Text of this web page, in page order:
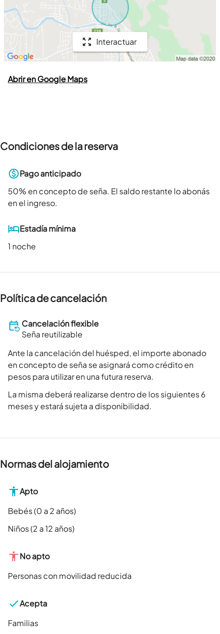
Interactuar
Abrir en Google Maps
Condiciones de la reserva
Pago anticipado
50% en concepto de seña. El saldo restante lo abonás
en el ingreso.
Estadía mínima
1 noche
Política de cancelación
Cancelación flexible
Seña reutilizable
Ante la cancelación del huésped, el importe abonado
en concepto de seña se asignará como crédito en
pesos para utilizar en una futura reserva.
La misma deberá realizarse dentro de los siguientes 6
meses y estará sujeta a disponibilidad.
Normas del alojamiento
Apto
Bebés (0 a 2 años)
Niños (2 a 12 años)
No apto
Personas con movilidad reducida
Acepta
Familias